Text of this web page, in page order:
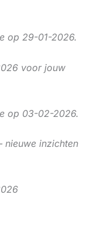
op 29-01-2026.
voor jouw
op 03-02-2026.
inzichten